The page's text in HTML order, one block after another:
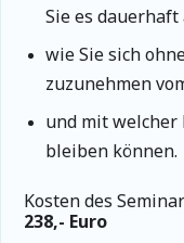
Sie es
wie Sie sich
zuzunehmen
und mit
bleiben können.
Kosten des
238,- Euro